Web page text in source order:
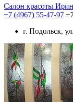
Салон красоты
+7 (4967) 55-47-97
г. Подольск,